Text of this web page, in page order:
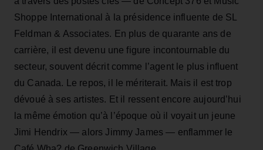
Shoppe International à la présidence influente de SL
Feldman & Associates. En plus de quarante ans de
carrière, il est devenu une figure incontournable du
secteur, souvent décrit comme l’agent le plus influent
du Canada. Le repos, il le mériterait. Mais il est trop
dévoué à ses artistes. Et il ressent encore aujourd’hui
la même émotion qu’à l’époque où il voyait un jeune
Jimi Hendrix — alors Jimmy James — enflammer le